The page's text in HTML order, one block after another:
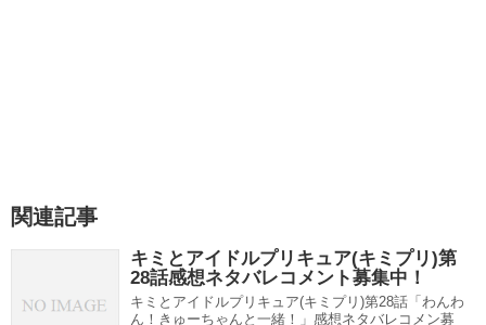
そんな蜂須賀先生ですが、実はお医者さんを辞めてしまっ
たようです。その理由はのどかちゃんの病気に関して全く
わからず無力さを感じでいたからだそうで
関連記事
キミとアイドルプリキュア(キミプリ)第
28話感想ネタバレコメント募集中！
キミとアイドルプリキュア(キミプリ)第28話「わんわ
ん！きゅーちゃんと一緒！」感想ネタバレコメン募